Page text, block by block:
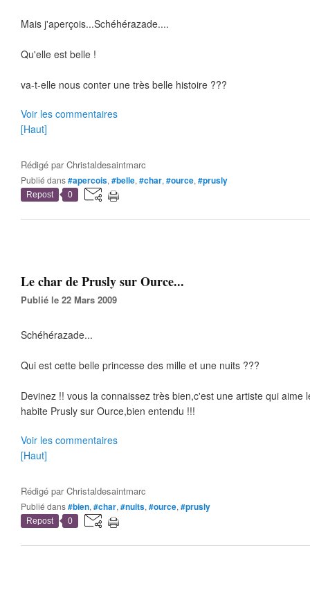
Mais j'aperçois...Schéhérazade....
Qu'elle est belle !
va-t-elle nous conter une très belle histoire ???
Voir les commentaires
[Haut]
Rédigé parChristaldesaintmarc
Publié dans#apercois, #belle, #char, #ource, #prusly
Repost 0
Le char de Prusly sur Ource...
Publié le 22 Mars 2009
Schéhérazade...
Qui est cette belle princesse des mille et une nuits ???
Devinez !! vous la connaissez très bien,c'est une artiste qui aime
habite Prusly sur Ource,bien entendu !!!
Voir les commentaires
[Haut]
Rédigé parChristaldesaintmarc
Publié dans#bien, #char, #nuits, #ource, #prusly
Repost 0